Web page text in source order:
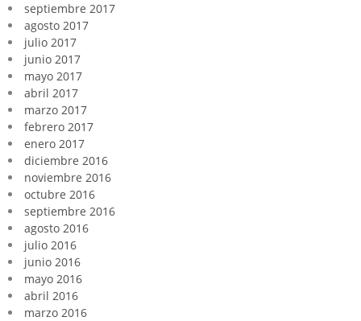
septiembre 2017
agosto 2017
julio 2017
junio 2017
mayo 2017
abril 2017
marzo 2017
febrero 2017
enero 2017
diciembre 2016
noviembre 2016
octubre 2016
septiembre 2016
agosto 2016
julio 2016
junio 2016
mayo 2016
abril 2016
marzo 2016